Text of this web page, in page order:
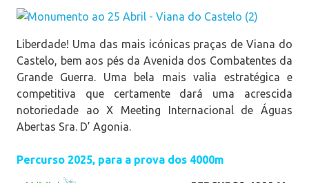
Liberdade! Uma das mais icónicas praças de Viana do
Castelo, bem aos pés da Avenida dos Combatentes da
Grande Guerra. Uma bela mais valia estratégica e
competitiva que certamente dará uma acrescida
notoriedade ao X Meeting Internacional de Águas
Abertas Sra. D’ Agonia.
Percurso 2025, para a prova dos 4000m